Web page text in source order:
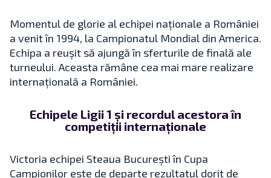
Momentul de glorie al echipei naționale a României
a venit în 1994, la Campionatul Mondial din America.
Echipa a reușit să ajungă în sferturile de finală ale
turneului. Aceasta rămâne cea mai mare realizare
internațională a României.
Echipele Ligii 1 și recordul acestora în
competiții internaționale
Victoria echipei Steaua București în Cupa
Campionilor este de departe rezultatul dorit de